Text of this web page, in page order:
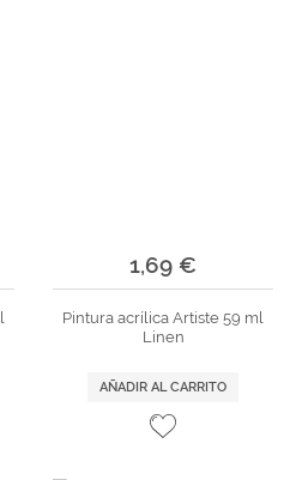
1,69 €
Pintura acrílica Artiste 59 ml
Linen
AÑADIR AL CARRITO